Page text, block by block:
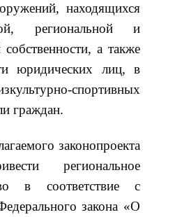
находящихся
региональной и
а также
юридических лиц, в
спортивных
граждан.
законопроекта
региональное
в соответствие с
закона «О